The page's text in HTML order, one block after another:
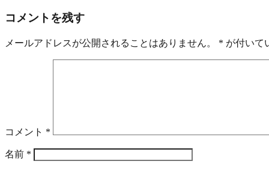
コメントを残す
メールアドレスが公開されることはありません。 * が付いて
コメント *
名前 *